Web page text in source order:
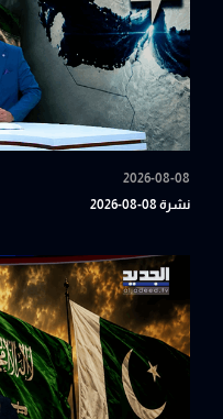
2026-08-08
نشرة 08-08-2026